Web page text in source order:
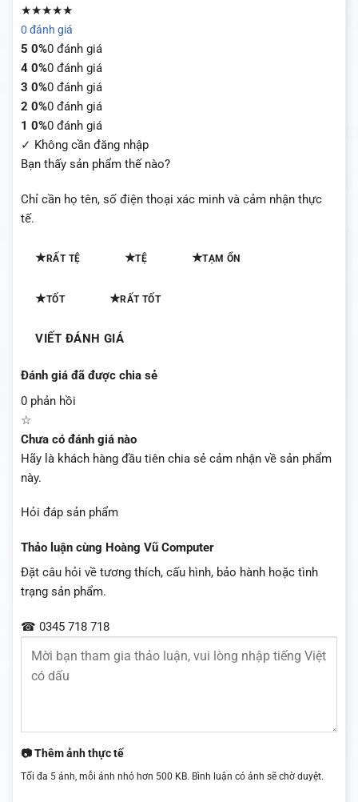
★★★★★
0 đánh giá
5 0%0 đánh giá
4 0%0 đánh giá
3 0%0 đánh giá
2 0%0 đánh giá
1 0%0 đánh giá
✓ Không cần đăng nhập
Bạn thấy sản phẩm thế nào?
Chỉ cần họ tên, số điện thoại xác minh và cảm nhận thực
tế.
★RẤT TỆ ★TỆ ★TẠM ỔN
★TỐT ★RẤT TỐT
VIẾT ĐÁNH GIÁ
Đánh giá đã được chia sẻ
0 phản hồi
☆
Chưa có đánh giá nào
Hãy là khách hàng đầu tiên chia sẻ cảm nhận về sản phẩm
này.
Hỏi đáp sản phẩm
Thảo luận cùng Hoàng Vũ Computer
Đặt câu hỏi về tương thích, cấu hình, bảo hành hoặc tình
trạng sản phẩm.
☎ 0345 718 718
📷 Thêm ảnh thực tế
Tối đa 5 ảnh, mỗi ảnh nhỏ hơn 500 KB. Bình luận có ảnh sẽ chờ duyệt.